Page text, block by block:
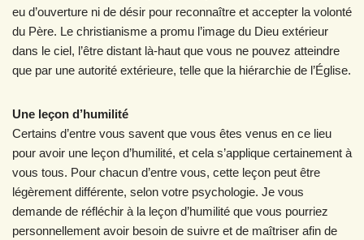
eu d’ouverture ni de désir pour reconnaître et accepter la volonté
du Père. Le christianisme a promu l’image du Dieu extérieur
dans le ciel, l’être distant là-haut que vous ne pouvez atteindre
que par une autorité extérieure, telle que la hiérarchie de l’Église.
Une leçon d’humilité
Certains d’entre vous savent que vous êtes venus en ce lieu
pour avoir une leçon d’humilité, et cela s’applique certainement à
vous tous. Pour chacun d’entre vous, cette leçon peut être
légèrement différente, selon votre psychologie. Je vous
demande de réfléchir à la leçon d’humilité que vous pourriez
personnellement avoir besoin de suivre et de maîtriser afin de